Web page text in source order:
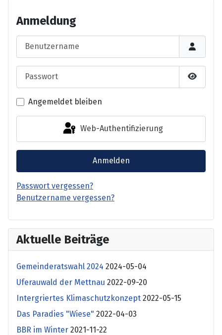
Anmeldung
Angemeldet bleiben
Web-Authentifizierung
Anmelden
Passwort vergessen?
Benutzername vergessen?
Aktuelle Beiträge
Gemeinderatswahl 2024 2024-05-04
Uferauwald der Mettnau 2022-09-20
Intergriertes Klimaschutzkonzept 2022-05-15
Das Paradies "Wiese" 2022-04-03
BBR im Winter 2021-11-22